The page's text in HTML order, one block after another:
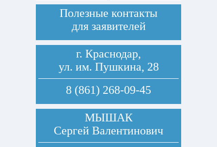
Полезные контакты
для заявителей
г. Краснодар,
ул. им. Пушкина, 28
8 (861) 268-09-45
МЫШАК
Сергей Валентинович